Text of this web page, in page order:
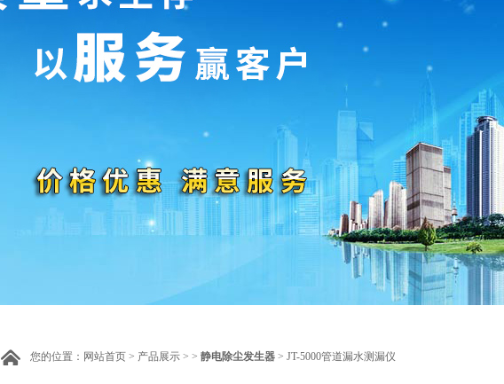
您的位置： 网站首页 > 产品展示 > > 静电除尘发生器 > JT-5000管道漏水测漏仪